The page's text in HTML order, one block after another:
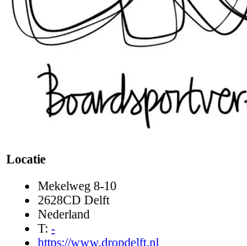
Locatie
Mekelweg 8-10
2628CD Delft
Nederland
T: -
https://www.dropdelft.nl